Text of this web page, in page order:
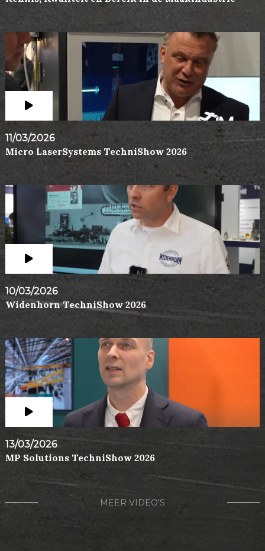
11/03/2026
Micro LaserSystems TechniShow 2026
10/03/2026
Widenhorn TechniShow 2026
13/03/2026
MP Solutions TechniShow 2026
MEER VIDEO'S